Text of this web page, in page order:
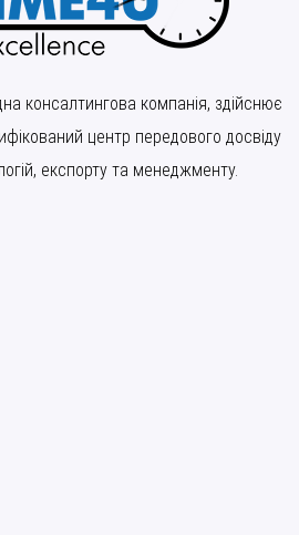
консалтингова компанія, здійснює
центр передового досвіду
експорту та менеджменту.